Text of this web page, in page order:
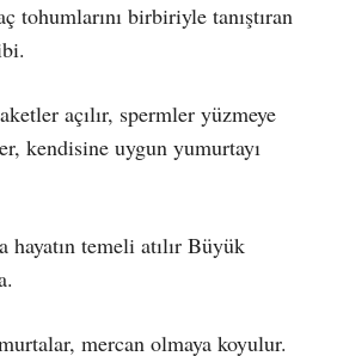
tohumlarını birbiriyle tanıştıran
açılır, spermler yüzmeye
kendisine uygun yumurtayı
temeli atılır Büyük
mercan olmaya koyulur.